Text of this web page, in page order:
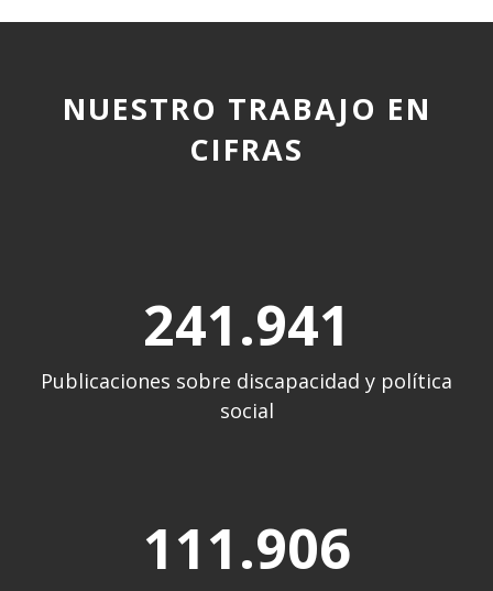
NUESTRO TRABAJO EN
CIFRAS
241.944
Publicaciones sobre discapacidad y política
social
111.909